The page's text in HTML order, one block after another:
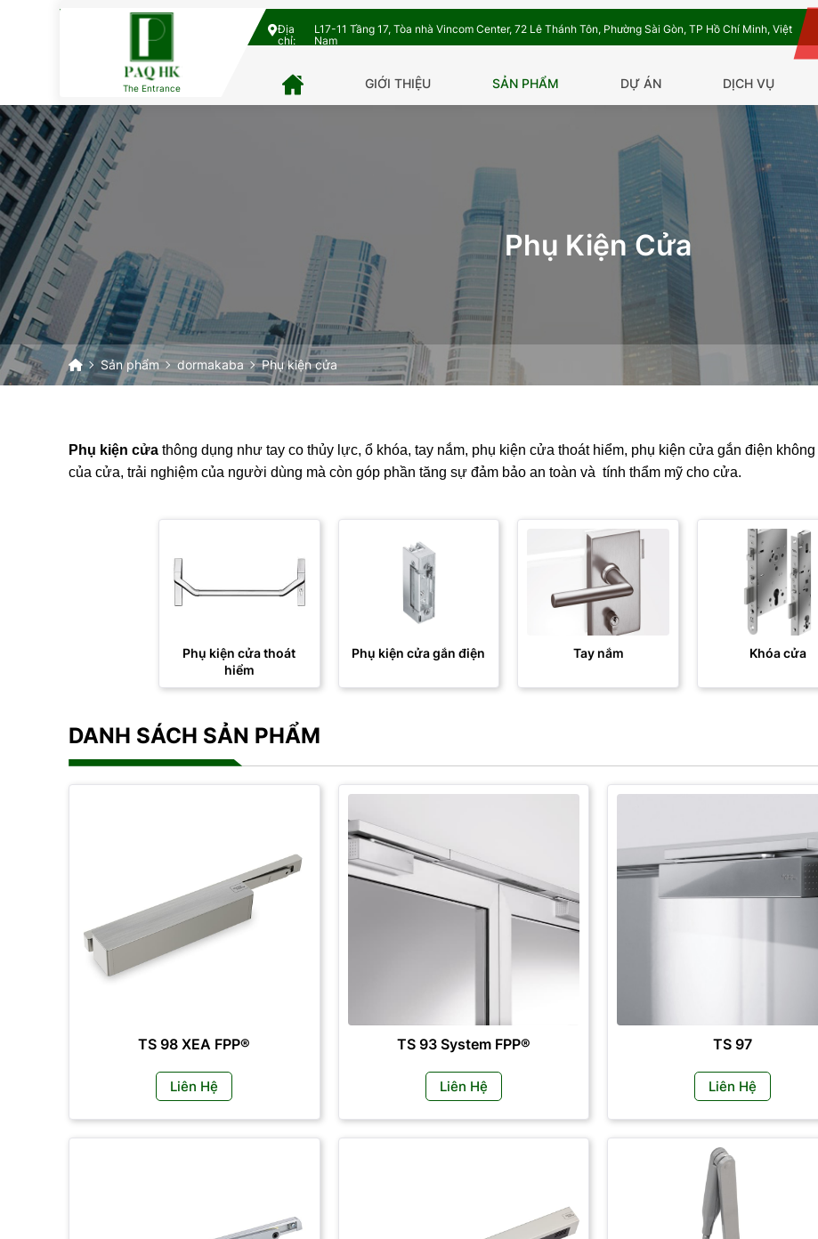
The Entrance
Địa
chỉ:
L17-11 Tầng 17, Tòa nhà Vincom Center, 72 Lê Thánh Tôn, Phường Sài Gòn, TP Hồ Chí Minh, Việt
Nam
GIỚI THIỆU SẢN PHẨM DỰ ÁN DỊCH VỤ
Phụ Kiện Cửa
Sản phẩm dormakaba Phụ kiện cửa
Phụ kiện cửa thông dụng như tay co thủy lực, ổ khóa, tay nắm, phụ kiện cửa thoát hiểm, phụ kiện cửa gắn điện
của cửa, trải nghiệm của người dùng mà còn góp phần tăng sự đảm bảo an toàn và tính thẩm mỹ cho cửa.
Phụ kiện cửa thoát
hiểm
Phụ kiện cửa gắn điện Tay nắm Khóa cửa
DANH SÁCH SẢN PHẨM
TS 98 XEA FPP®
Liên Hệ
TS 93 System FPP®
Liên Hệ
TS 97
Liên Hệ